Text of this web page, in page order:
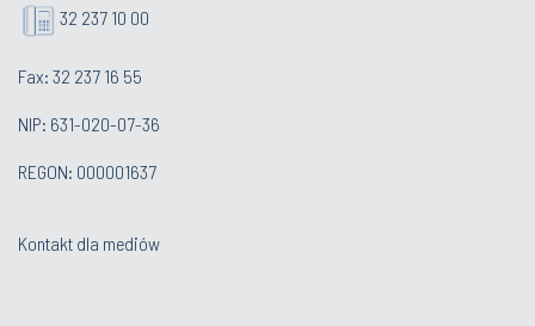
32 237 10 00
Fax: 32 237 16 55
NIP: 631-020-07-36
REGON: 000001637
Kontakt dla mediów